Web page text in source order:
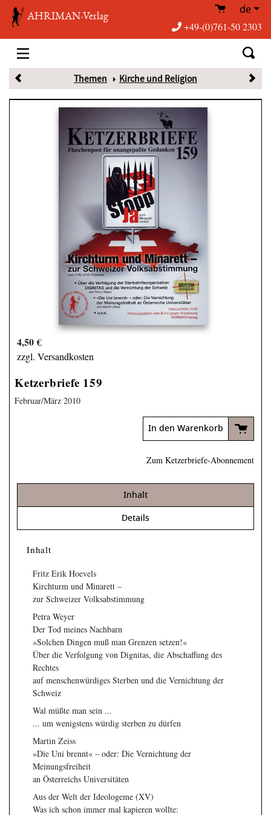
AHRIMAN-Verlag de
+49-(0)761-50 2303
Themen Kirche und Religion
4,50 €
zzgl. Versandkosten
Ketzerbriefe 159
Februar/März 2010
In den Warenkorb
Zum Ketzerbriefe-Abonnement
Inhalt
Details
Inhalt
Fritz Erik Hoevels
Kirchturm und Minarett –
zur Schweizer Volksabstimmung
Petra Weyer
Der Tod meines Nachbarn
»Solchen Dingen muß man Grenzen setzen!«
Über die Verfolgung von Dignitas, die Abschaffung des
Rechtes
auf menschenwürdiges Sterben und die Vernichtung der
Schweiz
Wal müßte man sein ...
... um wenigstens würdig sterben zu dürfen
Martin Zeiss
»Die Uni brennt« – oder: Die Vernichtung der
Meinungsfreiheit
an Österreichs Universitäten
Aus der Welt der Ideologeme (XV)
Was ich schon immer mal kapieren wollte: